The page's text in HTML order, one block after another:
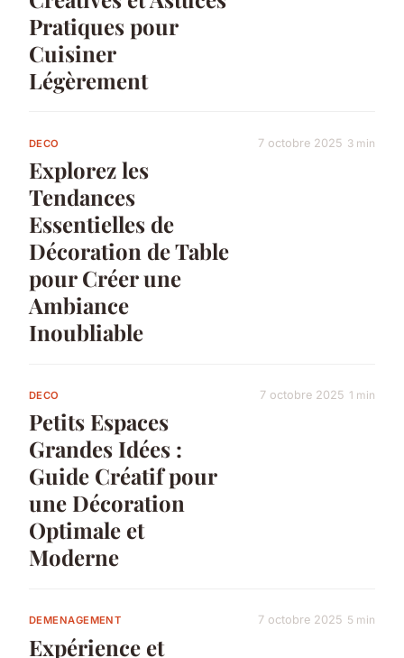
Pratiques pour
Cuisiner
Légèrement
DECO
Explorez les
Tendances
Essentielles de
Décoration de Table
pour Créer une
Ambiance
Inoubliable
7 octobre 2025 3 min
DECO
Petits Espaces
Grandes Idées :
Guide Créatif pour
une Décoration
Optimale et
Moderne
7 octobre 2025 1 min
DEMENAGEMENT
Expérience et
7 octobre 2025 5 min